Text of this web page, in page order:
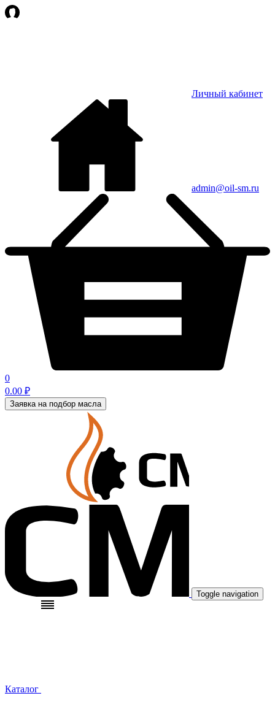
Личный кабинет
admin@oil-sm.ru
0
0.00 ₽
Заявка на подбор масла
Toggle navigation
Каталог